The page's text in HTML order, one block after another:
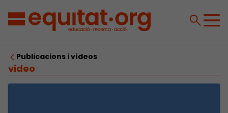
Publicacions i vídeos
video